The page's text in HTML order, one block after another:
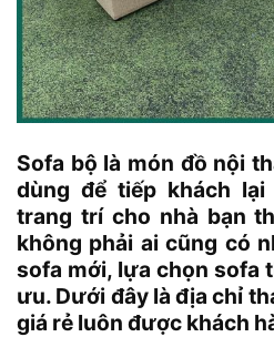
Sofa bộ là món đồ nội
dùng để tiếp khách
trang trí cho nhà bạn
không phải ai cũng có
sofa mới, lựa chọn sofa
ưu. Dưới đây là địa chỉ
giá rẻ luôn được khách